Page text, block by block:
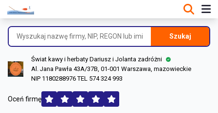
Szukaj
Świat kawy i herbaty Dariusz i Jolanta zadróżni
Al. Jana Pawła 43A/37B, 01-001 Warszawa, mazowieckie
NIP 1180288976 TEL 574 324 993
Oceń firmę
Informacje o firmie
Dane rejestrowe
Lokalizacje
Opinie (102)